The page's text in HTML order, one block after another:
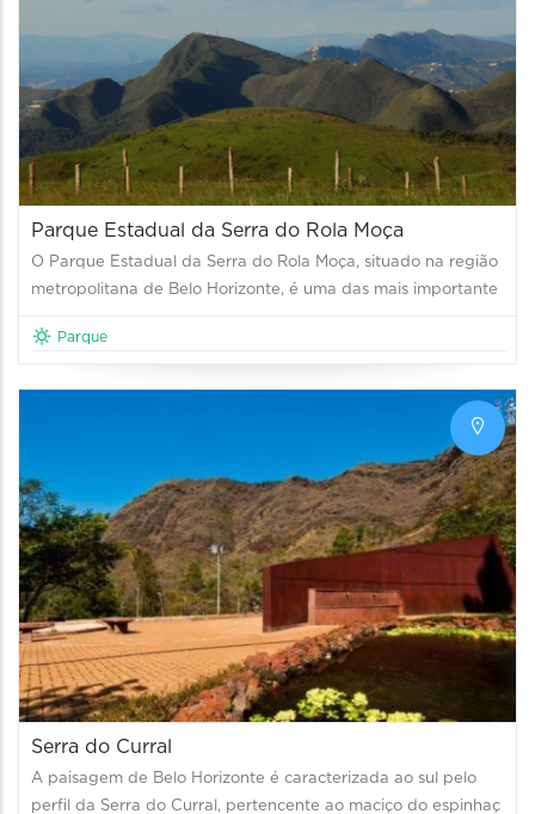
Parque Estadual da Serra do Rola Moça
O Parque Estadual da Serra do Rola Moça, situado na região
metropolitana de Belo Horizonte, é uma das mais importante
Parque
Serra do Curral
A paisagem de Belo Horizonte é caracterizada ao sul pelo
perfil da Serra do Curral, pertencente ao maciço do espinhaç